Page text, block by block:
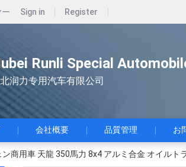
Sign in Register
Runli Special
润力专用汽车有限公司
会社概要 品質管理 お
ン商用車 天龍 350馬力 8x4 アルミ合金 オイルト